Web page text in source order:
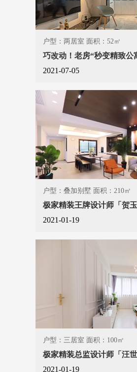
户型：两居室 面积：52㎡
巧改动！老房“秒变精致公
2021-07-05
户型：叠加别墅 面积：210㎡
极家精装王牌设计师「贺
2021-01-19
户型：三居室 面积：100㎡
极家精装总监设计师「汪
2021-01-19